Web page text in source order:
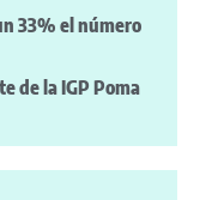
33% el número
de la IGP Poma